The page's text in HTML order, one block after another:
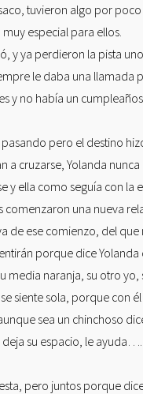
tuvieron algo por
especial para ellos.
y ya perdieron la pista
le daba una llamada
y no había un
pero el destino
a cruzarse, Yolanda
y ella como seguía con la
comenzaron una nueva
de ese comienzo, del que
porque dice Yolanda
media naranja, su otro yo,
siente sola, porque con él
sea un chinchoso
deja su espacio, le
pero juntos porque